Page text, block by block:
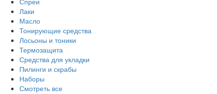
Лаки
Масло
Тонирующие средства
Лосьоны и тоники
Термозащита
Средства для укладки
Пилинги и скрабы
Наборы
Смотреть все